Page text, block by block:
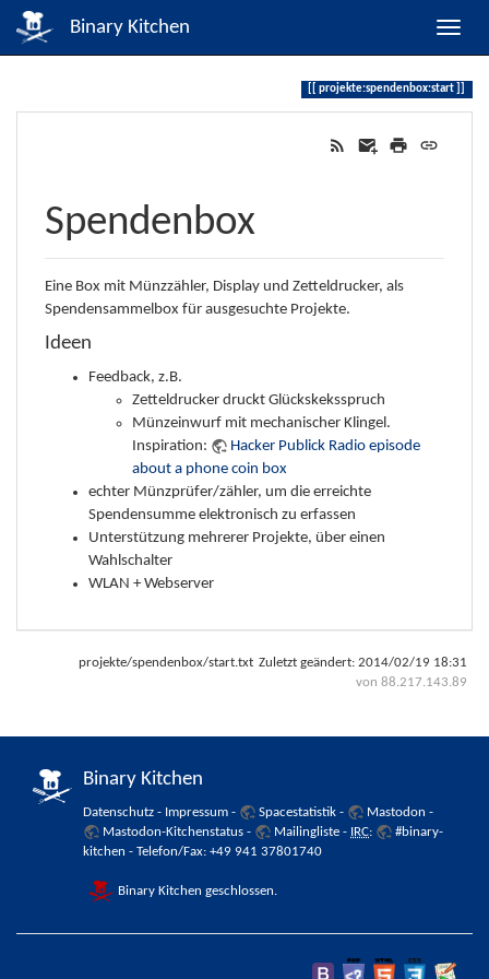
Binary Kitchen
projekte:spendenbox:start
Spendenbox
Eine Box mit Münzzähler, Display und Zetteldrucker, als
Spendensammelbox für ausgesuchte Projekte.
Ideen
Feedback, z.B.
Zetteldrucker druckt Glückskeksspruch
Münzeinwurf mit mechanischer Klingel.
Inspiration:
Hacker Publick Radio episode
about a phone coin box
echter Münzprüfer/zähler, um die erreichte
Spendensumme elektronisch zu erfassen
Unterstützung mehrerer Projekte, über einen
Wahlschalter
WLAN + Webserver
projekte/spendenbox/start.txt Zuletzt geändert: 2014/02/19 18:31
von 88.217.143.89
Binary Kitchen
Datenschutz - Impressum - Spacestatistik - Mastodon -
Mastodon-Kitchenstatus - Mailingliste - IRC:
#binary-
kitchen - Telefon/Fax: +49 941 37801740
Binary Kitchen geschlossen.